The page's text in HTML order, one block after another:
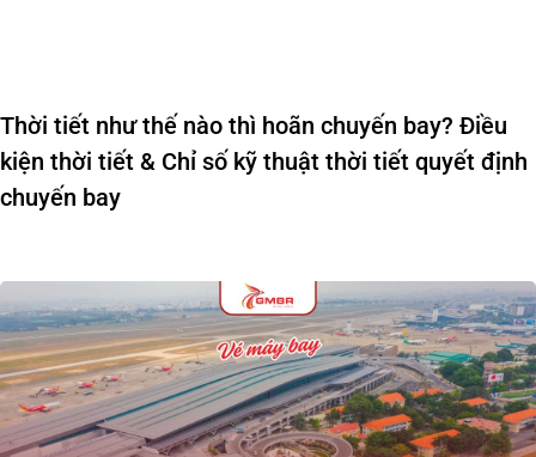
Thời tiết như thế nào thì hoãn chuyến bay? Điều
kiện thời tiết & Chỉ số kỹ thuật thời tiết quyết định
chuyến bay